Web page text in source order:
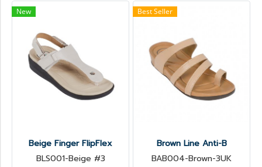
New
Beige Finger FlipFlex
BLS001-Beige #3
Best Seller
Brown Line Anti-B
BAB004-Brown-3UK